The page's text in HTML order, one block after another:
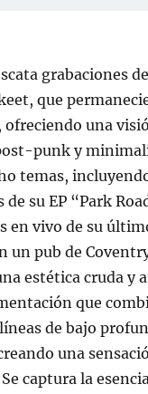
grabaciones
que
ofreciendo una
punk y
temas,
de su EP “Park
en vivo de su
un pub de
estética cruda y
que
de bajo
una
captura la